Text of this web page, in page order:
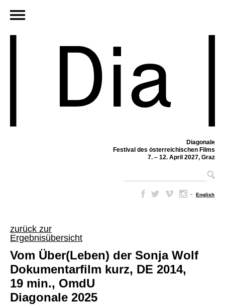
Diagonale
Festival des österreichischen Films
7. – 12. April 2027, Graz
– English
zurück zur
Ergebnisübersicht
Vom Über(Leben) der Sonja Wolf
Dokumentarfilm kurz, DE 2014,
19 min., OmdU
Diagonale 2025